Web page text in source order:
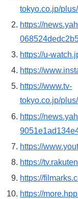
tokyo.co.jp/
https://
https://u-
https://
https://www.tv-
tokyo.co.jp/
https://
https://
https://
https://
https://